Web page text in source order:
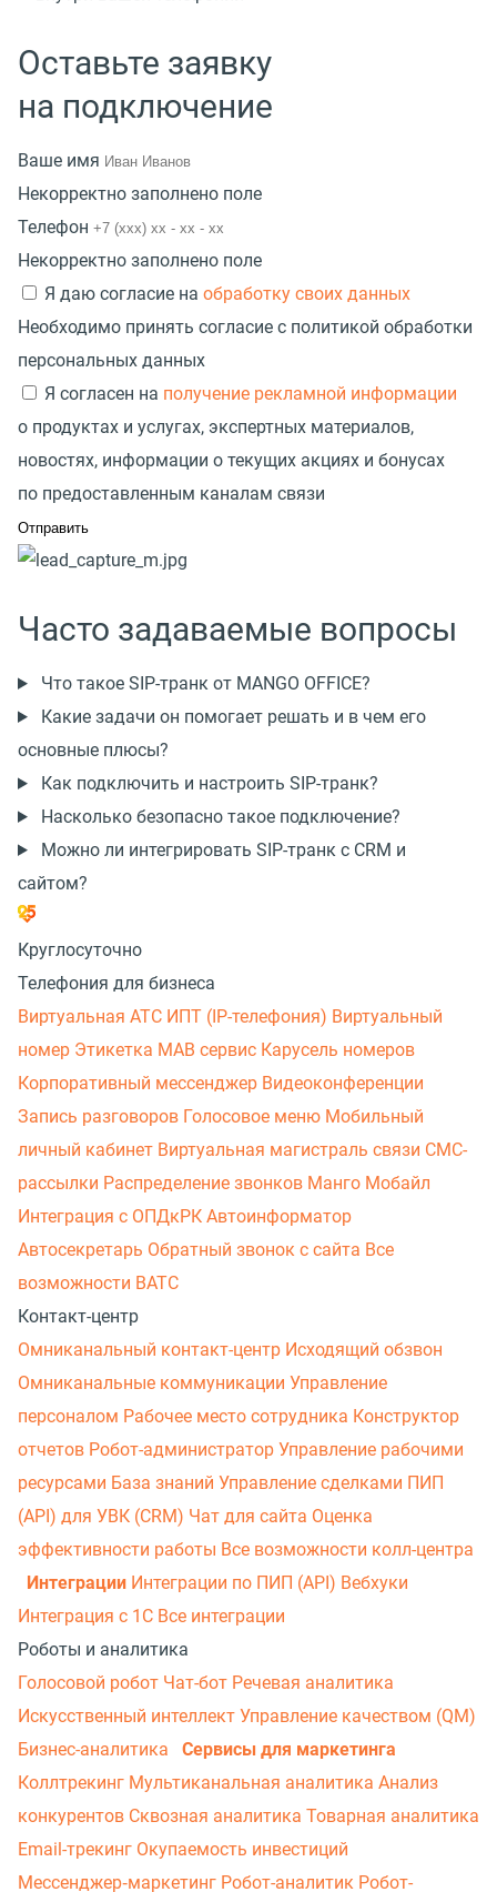
Оставьте заявку
на подключение
Ваше имя
Некорректно заполнено поле
Телефон
Некорректно заполнено поле
Я даю согласие на обработку своих данных
Необходимо принять согласие с политикой обработки
персональных данных
Я согласен на получение рекламной информации
о продуктах и услугах, экспертных материалов,
новостях, информации о текущих акциях и бонусах
по предоставленным каналам связи
Часто задаваемые вопросы
Что такое SIP-транк от MANGO OFFICE?
Какие задачи он помогает решать и в чем его
основные плюсы?
Как подключить и настроить SIP-транк?
Насколько безопасно такое подключение?
Можно ли интегрировать SIP-транк с CRM и
сайтом?
Круглосуточно
Телефония для бизнеса
Виртуальная АТС ИПТ (IP-телефония) Виртуальный
номер Этикетка МАВ сервис Карусель номеров
Корпоративный мессенджер Видеоконференции
Запись разговоров Голосовое меню Мобильный
личный кабинет Виртуальная магистраль связи СМС-
рассылки Распределение звонков Манго Мобайл
Интеграция с ОПДкРК Автоинформатор
Автосекретарь Обратный звонок с сайта Все
возможности ВАТС
Контакт-центр
Омниканальный контакт-центр Исходящий обзвон
Омниканальные коммуникации Управление
персоналом Рабочее место сотрудника Конструктор
отчетов Робот-администратор Управление рабочими
ресурсами База знаний Управление сделками ПИП
(API) для УВК (CRM) Чат для сайта Оценка
эффективности работы Все возможности колл-центра
Интеграции Интеграции по ПИП (API) Вебхуки
Интеграция с 1С Все интеграции
Роботы и аналитика
Голосовой робот Чат-бот Речевая аналитика
Искусственный интеллект Управление качеством (QM)
Бизнес-аналитика
Сервисы для маркетинга
Коллтрекинг Мультиканальная аналитика Анализ
конкурентов Сквозная аналитика Товарная аналитика
Email-трекинг Окупаемость инвестиций
Мессенджер‑маркетинг Робот-аналитик Робот-